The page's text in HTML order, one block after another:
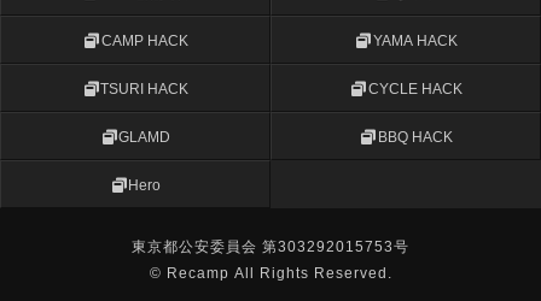
CAMP HACK YAMA HACK
TSURI HACK CYCLE HACK
GLAMD BBQ HACK
Hero
東京都公安委員会 第303292015753号
© Recamp All Rights Reserved.